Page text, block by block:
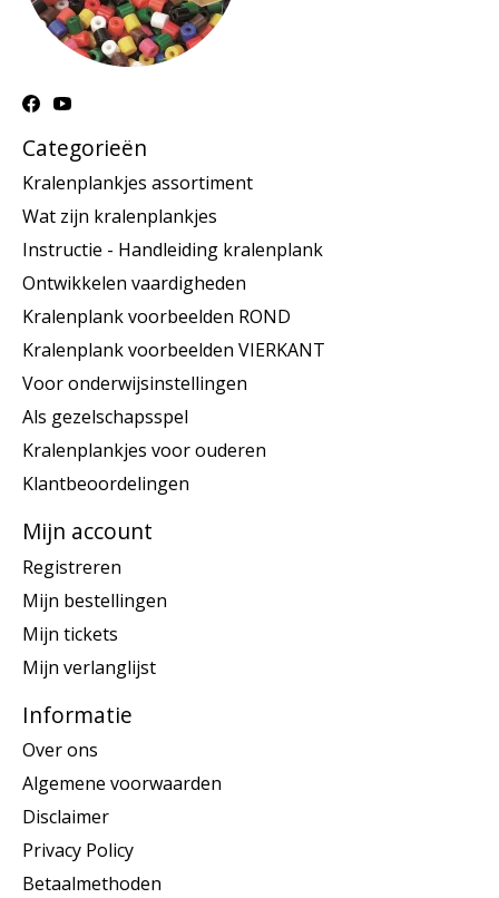
Categorieën
Kralenplankjes assortiment
Wat zijn kralenplankjes
Instructie - Handleiding kralenplank
Ontwikkelen vaardigheden
Kralenplank voorbeelden ROND
Kralenplank voorbeelden VIERKANT
Voor onderwijsinstellingen
Als gezelschapsspel
Kralenplankjes voor ouderen
Klantbeoordelingen
Mijn account
Registreren
Mijn bestellingen
Mijn tickets
Mijn verlanglijst
Informatie
Over ons
Algemene voorwaarden
Disclaimer
Privacy Policy
Betaalmethoden